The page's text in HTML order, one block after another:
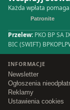
Każda wpłata
Patronite
Przelew: PKO BP SA
BIC (SWIFT)
INFORMACJE
Newsletter
Ogłoszenia
Reklamy
Ustawienia cookies